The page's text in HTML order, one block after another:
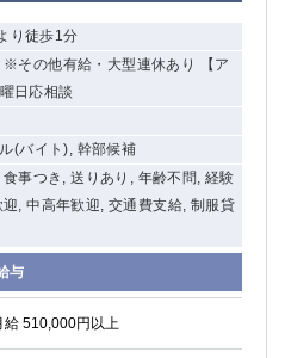
り徒歩1分
※その他有給・大型連休あり 【ア
日応相談
(バイト), 幹部候補
事つき, 送りあり, 年齢不問, 経験
, 中高年歓迎, 交通費支給, 制服貸
与
給 510,000円以上